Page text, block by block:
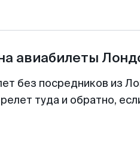
авиабилеты
без посредников из
туда и обратно,